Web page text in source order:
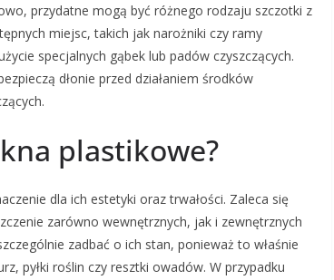
przydatne mogą być różnego rodzaju szczotki z
miejsc, takich jak narożniki czy ramy
specjalnych gąbek lub padów czyszczących.
dłonie przed działaniem środków
plastikowe?
dla ich estetyki oraz trwałości. Zaleca się
zarówno wewnętrznych, jak i zewnętrznych
zadbać o ich stan, ponieważ to właśnie
pyłki roślin czy resztki owadów. W przypadku